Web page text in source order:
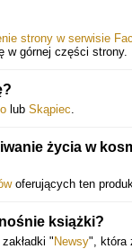
strony w serwisie
w górnej części strony.
lub Skąpiec.
życia w
oferujących ten
książki?
" Newsy", która